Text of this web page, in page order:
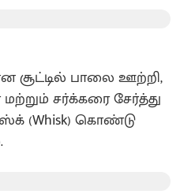
சூட்டில் பாலை ஊற்றி,
சர்க்கரை சேர்த்து
(Whisk) கொண்டு